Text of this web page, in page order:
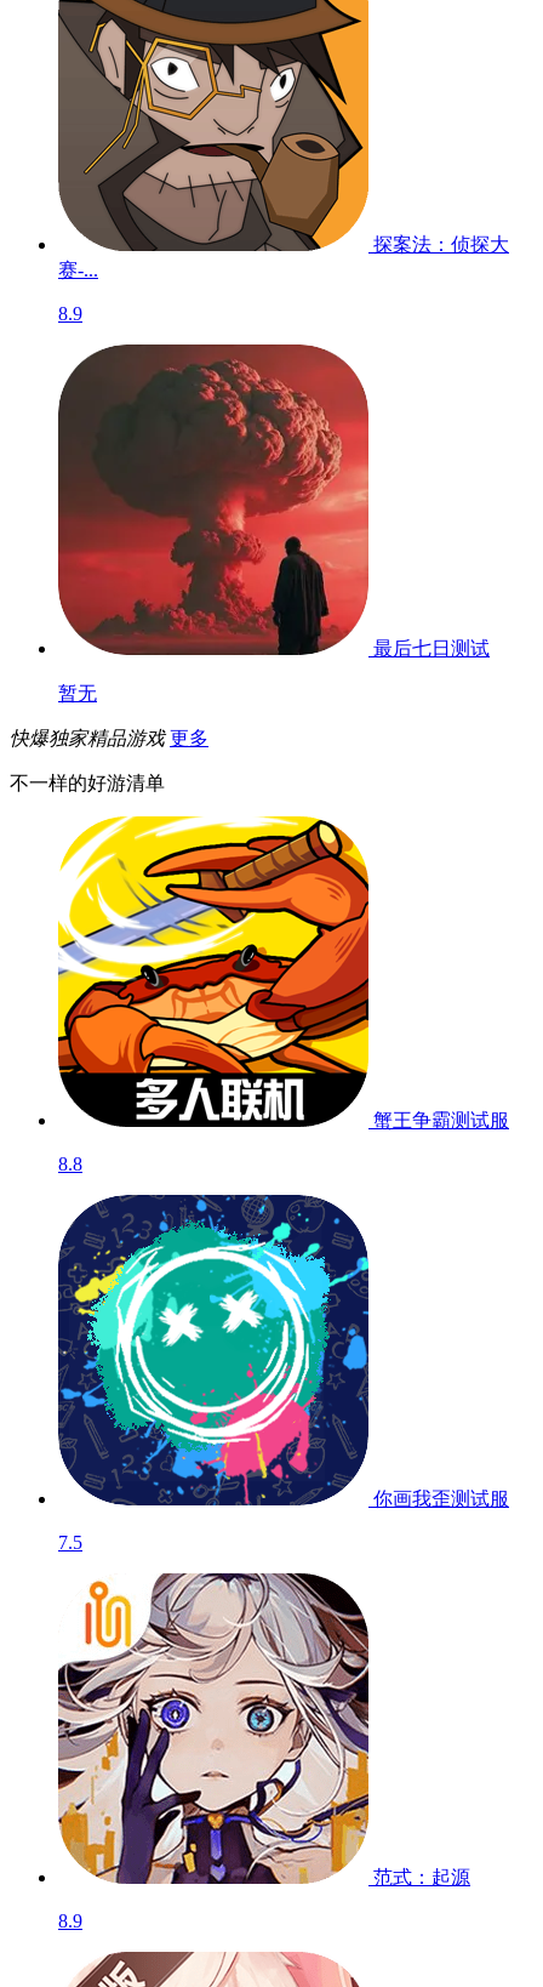
探案法：侦探大
赛-...
8.9
最后七日 测试
暂无
快爆独家精品游戏 更多
不一样的好游清单
蟹王争霸测试服
8.8
你画我歪测试服
7.5
范式：起源
8.9